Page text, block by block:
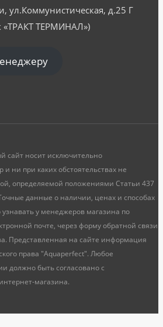
д.25 Г
«ТРАКТ ТЕРМИНАЛ»)
сайт носит исключительно
ни при каких обстоятельствах не
определяемой положениями Статьи 437
данные о наличии, ценах и способах
у менеджеров магазина по
почте, через форму обратной связи
Представленная на сайте информация
права "Aquaperfect". Любое
должно быть согласовано с
магазина.